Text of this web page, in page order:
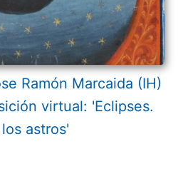
Ramón Marcaida (IH)
virtual: 'Eclipses.
astros'